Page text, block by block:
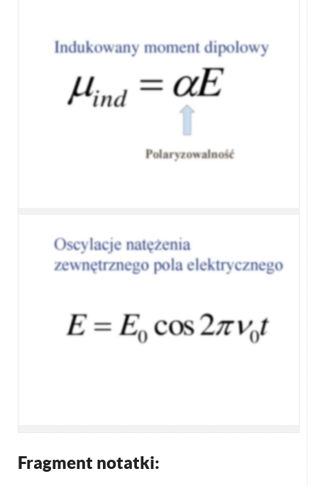
Fragment notatki: